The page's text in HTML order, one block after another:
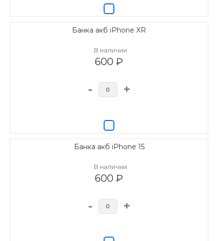
Банка акб iPhone XR
В наличии
600 ₽
- +
Банка акб iPhone 15
В наличии
600 ₽
- +